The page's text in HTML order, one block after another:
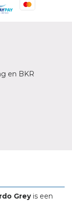
en BKR
Greyis een